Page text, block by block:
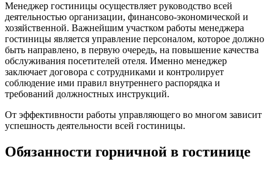
Менеджер гостиницы осуществляет руководство всей
деятельностью организации, финансово-экономической и
хозяйственной. Важнейшим участком работы менеджера
гостиницы является управление персоналом, которое должно
быть направлено, в первую очередь, на повышение качества
обслуживания посетителей отеля. Именно менеджер
заключает договора с сотрудниками и контролирует
соблюдение ими правил внутреннего распорядка и
требований должностных инструкций.
От эффективности работы управляющего во многом зависит
успешность деятельности всей гостиницы.
Обязанности горничной в гостинице